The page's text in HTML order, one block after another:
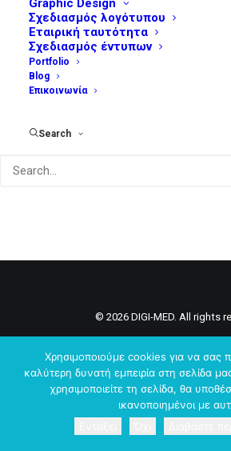
Graphic Design
Σχεδιασμός λογότυπου
Εταιρική ταυτότητα
Σχεδιασμός έντυπων
Portfolio
Blog
Επικοινωνία
Search
© 2026 DIGI-MED. All rights
Χρησιμοποιούμε cookies για να σας
καλύτερη δυνατή εμπειρία στη σελίδα
χρησιμοποιείτε τη σελίδα, θα
ικανοποιημένοι με